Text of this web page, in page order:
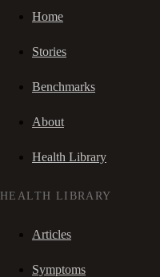
Home
Stories
Benchmarks
About
Health Library
HEALTH LIBRARY
Articles
Symptoms